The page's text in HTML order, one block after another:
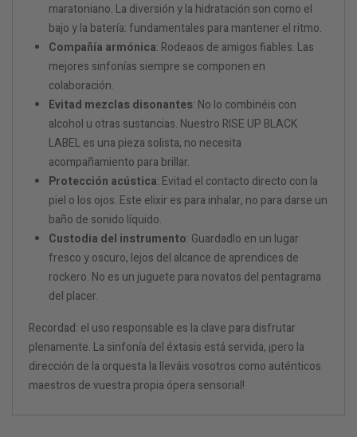
maratoniano. La diversión y la hidratación son como el
bajo y la batería: fundamentales para mantener el ritmo.
Compañía armónica: Rodeaos de amigos fiables. Las
mejores sinfonías siempre se componen en
colaboración.
Evitad mezclas disonantes: No lo combinéis con
alcohol u otras sustancias. Nuestro RISE UP BLACK
LABEL es una pieza solista, no necesita
acompañamiento para brillar.
Protección acústica: Evitad el contacto directo con la
piel o los ojos. Este elixir es para inhalar, no para darse un
baño de sonido líquido.
Custodia del instrumento: Guardadlo en un lugar
fresco y oscuro, lejos del alcance de aprendices de
rockero. No es un juguete para novatos del pentagrama
del placer.
Recordad: el uso responsable es la clave para disfrutar
plenamente. La sinfonía del éxtasis está servida, ¡pero la
dirección de la orquesta la lleváis vosotros como auténticos
maestros de vuestra propia ópera sensorial!